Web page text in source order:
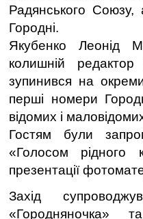
Радянського Союзу,
Городні.
Якубенко Леонід
колишній
зупинився на
перші номери
відомих і
Гостям були
«Голосом рідного
презентації
Захід
«Городняночка»